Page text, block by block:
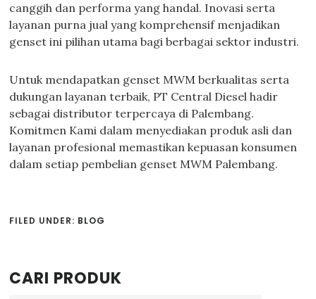
canggih dan performa yang handal. Inovasi serta
layanan purna jual yang komprehensif menjadikan
genset ini pilihan utama bagi berbagai sektor industri.
Untuk mendapatkan genset MWM berkualitas serta
dukungan layanan terbaik, PT Central Diesel hadir
sebagai distributor terpercaya di Palembang.
Komitmen Kami dalam menyediakan produk asli dan
layanan profesional memastikan kepuasan konsumen
dalam setiap pembelian genset MWM Palembang.
FILED UNDER: BLOG
Primary
CARI PRODUK